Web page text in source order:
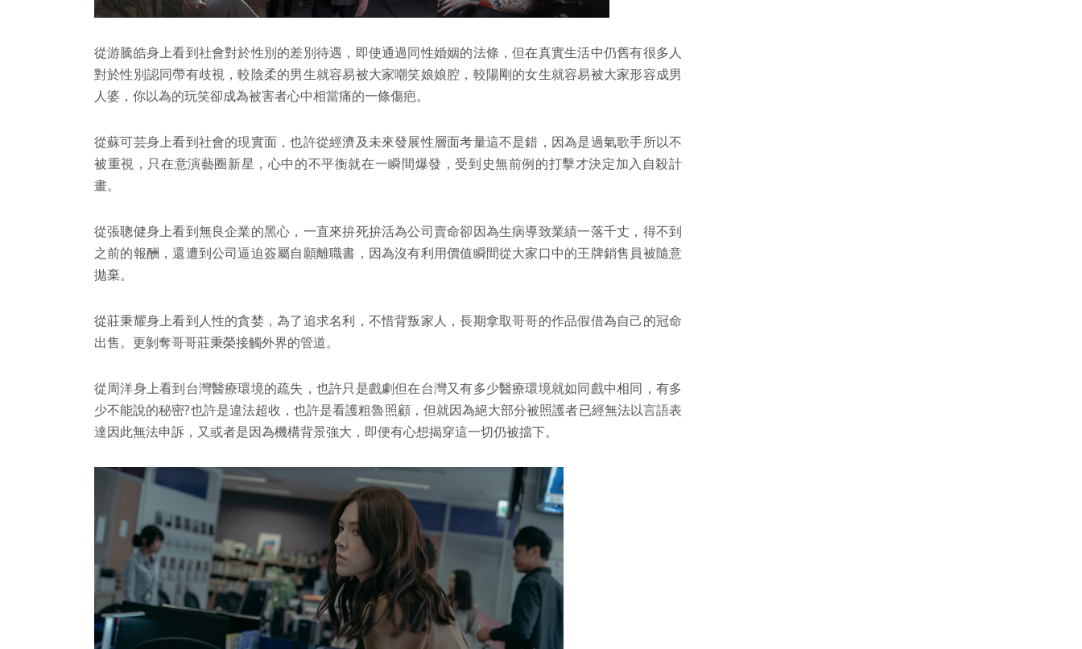
從游騰皓身上看到社會對於性別的差別待遇，即使通過同性婚姻的法條，但在真實生活中仍舊有很多人
對於性別認同帶有歧視，較陰柔的男生就容易被大家嘲笑娘娘腔，較陽剛的女生就容易被大家形容成男
人婆，你以為的玩笑卻成為被害者心中相當痛的一條傷疤。
從蘇可芸身上看到社會的現實面，也許從經濟及未來發展性層面考量這不是錯，因為是過氣歌手所以不
被重視，只在意演藝圈新星，心中的不平衡就在一瞬間爆發，受到史無前例的打擊才決定加入自殺計
畫。
從張聰健身上看到無良企業的黑心，一直來拚死拚活為公司賣命卻因為生病導致業績一落千丈，得不到
之前的報酬，還遭到公司逼迫簽屬自願離職書，因為沒有利用價值瞬間從大家口中的王牌銷售員被隨意
拋棄。
從莊秉耀身上看到人性的貪婪，為了追求名利，不惜背叛家人，長期拿取哥哥的作品假借為自己的冠命
出售。更剝奪哥哥莊秉榮接觸外界的管道。
從周洋身上看到台灣醫療環境的疏失，也許只是戲劇但在台灣又有多少醫療環境就如同戲中相同，有多
少不能說的秘密?也許是違法超收，也許是看護粗魯照顧，但就因為絕大部分被照護者已經無法以言語表
達因此無法申訴，又或者是因為機構背景強大，即便有心想揭穿這一切仍被擋下。